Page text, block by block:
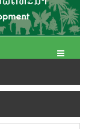
Toggle